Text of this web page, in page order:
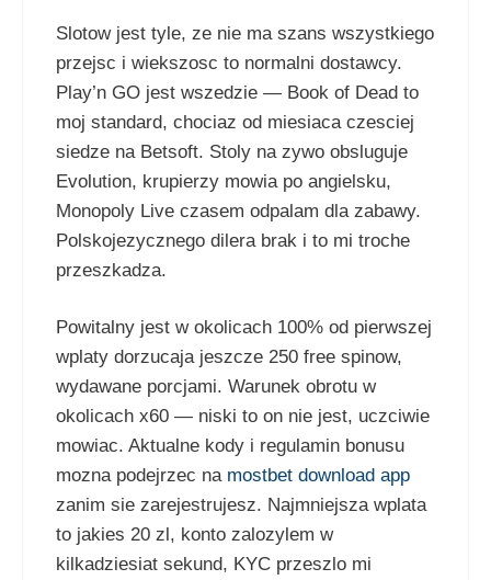
Slotow jest tyle, ze nie ma szans wszystkiego
przejsc i wiekszosc to normalni dostawcy.
Play’n GO jest wszedzie — Book of Dead to
moj standard, chociaz od miesiaca czesciej
siedze na Betsoft. Stoly na zywo obsluguje
Evolution, krupierzy mowia po angielsku,
Monopoly Live czasem odpalam dla zabawy.
Polskojezycznego dilera brak i to mi troche
przeszkadza.
Powitalny jest w okolicach 100% od pierwszej
wplaty dorzucaja jeszcze 250 free spinow,
wydawane porcjami. Warunek obrotu w
okolicach x60 — niski to on nie jest, uczciwie
mowiac. Aktualne kody i regulamin bonusu
mozna podejrzec na mostbet download app
zanim sie zarejestrujesz. Najmniejsza wplata
to jakies 20 zl, konto zalozylem w
kilkadziesiat sekund, KYC przeszlo mi